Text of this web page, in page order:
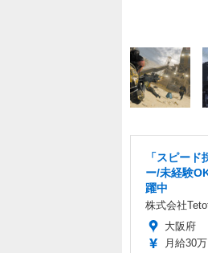
「スピー
ー/未経験
躍中
株式会社
大阪府
月給30